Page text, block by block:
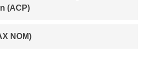
Aigéan Ciúin (ACP)
NOM)